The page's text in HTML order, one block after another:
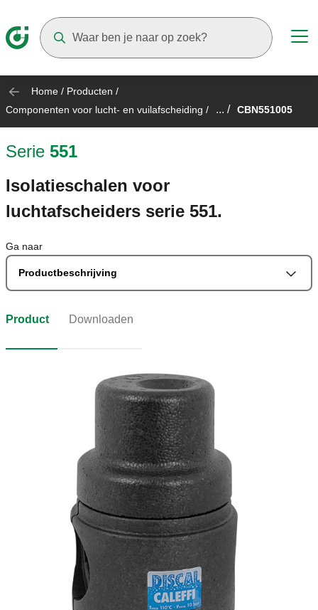
Home / Producten /
Componenten voor lucht- en vuilafscheiding / ... / CBN551005
Serie 551
Isolatieschalen voor
luchtafscheiders serie 551.
Ga naar
Productbeschrijving
Product Downloaden